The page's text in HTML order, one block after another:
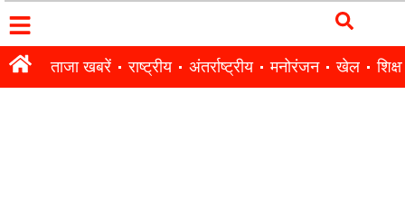
ताजा खबरें राष्ट्रीय अंतर्राष्ट्रीय मनोरंजन खेल शिक्षा